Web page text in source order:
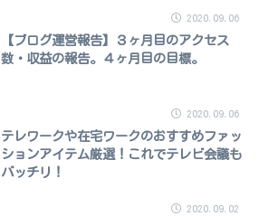
2020.09.06
【ブログ運営報告】３ヶ月目のアクセス
数・収益の報告。４ヶ月目の目標。
2020.09.06
テレワークや在宅ワークのおすすめファッ
ションアイテム厳選！これでテレビ会議も
バッチリ！
2020.09.02